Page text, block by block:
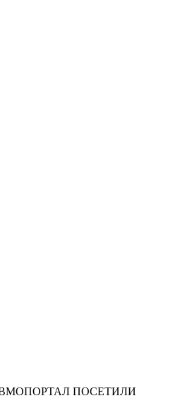
ПОСЕТИЛИ